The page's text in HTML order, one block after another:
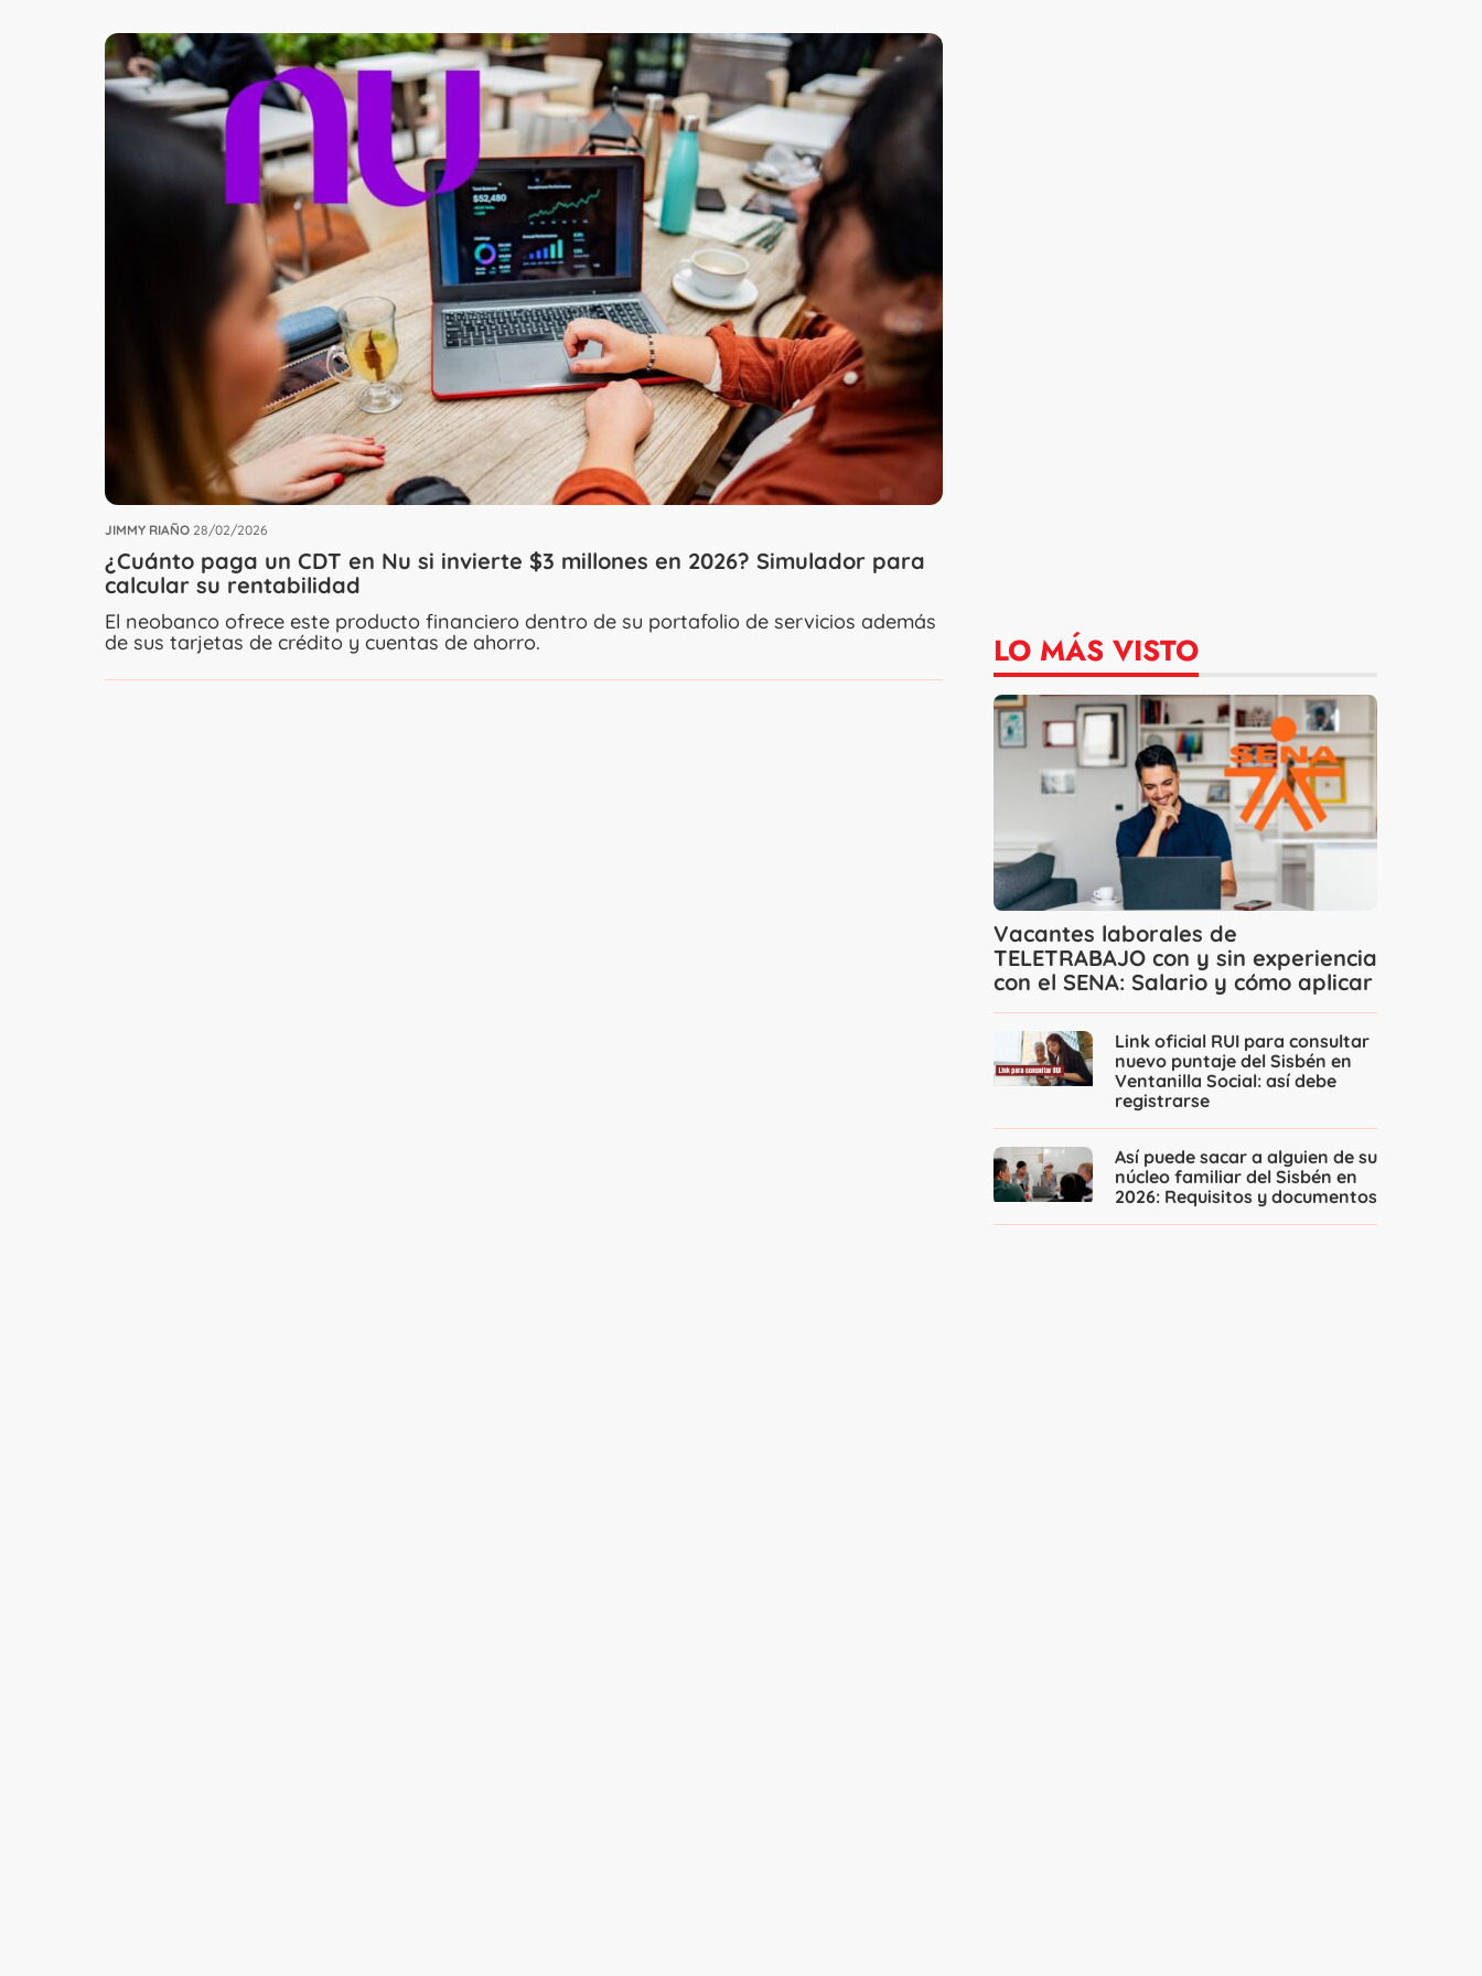
JIMMY RIAÑO 28/02/2026
¿Cuánto paga un CDT en Nu si invierte $3 millones en 2026? Simulador para
calcular su rentabilidad
El neobanco ofrece este producto financiero dentro de su portafolio de servicios además
de sus tarjetas de crédito y cuentas de ahorro.
LO MÁS VISTO
Vacantes laborales de
TELETRABAJO con y sin experiencia
con el SENA: Salario y cómo aplicar
Link oficial RUI para consultar
nuevo puntaje del Sisbén en
Ventanilla Social: así debe
registrarse
Así puede sacar a alguien de su
núcleo familiar del Sisbén en
2026: Requisitos y documentos